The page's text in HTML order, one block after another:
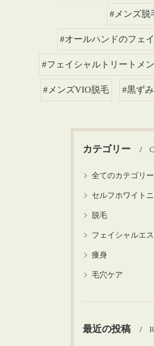
#メンズ脱
#オールハンドのフェ
#フェイシャルトリートメ
#メンズVIO脱毛 #黒ず
カテゴリー
全てのカテゴリー
セルフホワイト
脱毛
フェイシャルエ
痩身
毛穴ケア
最近の投稿